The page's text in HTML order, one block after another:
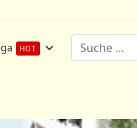
HOT Suchen